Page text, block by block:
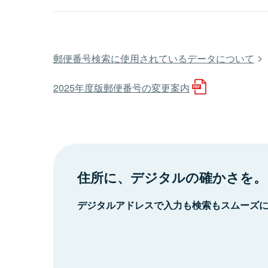
郵便番号検索に使用されているデータについて
2025年度版郵便番号の変更案内
住所に、デジタルの確かさを。
デジタルアドレスで入力も検索もスムーズ